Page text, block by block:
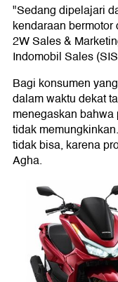
"Sedang dipelajari
kendaraan
2W Sales &
Indomobil Sales
Bagi konsumen
dalam waktu dekat
menegaskan
tidak
tidak bisa, karena
Agha.